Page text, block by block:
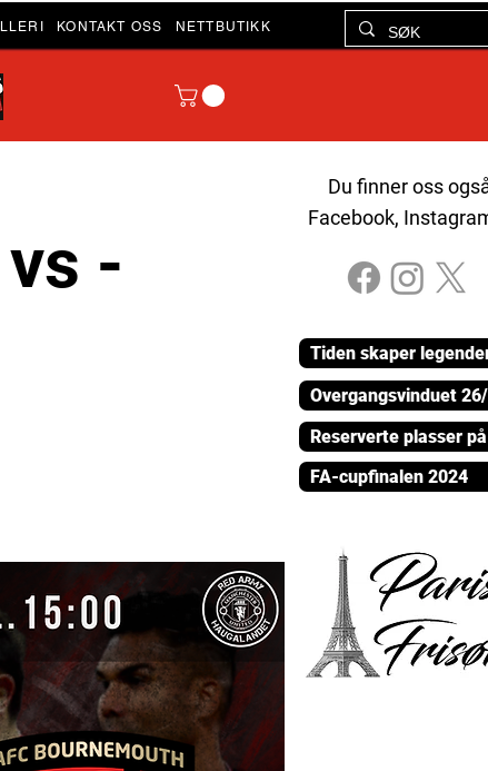
KONTAKT OSS NETTBUTIKK
-
Du finner oss
Facebook,
Overgangsvinduet
Reserverte plasser
Tiden skaper
FA-cupfinalen 2024